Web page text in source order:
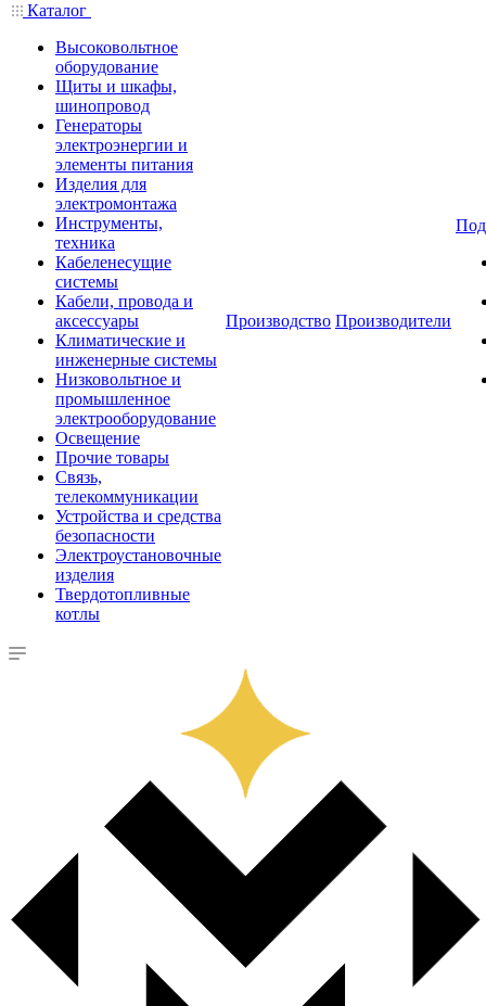
Каталог
Высоковольтное
оборудование
Щиты и шкафы,
шинопровод
Генераторы
электроэнергии и
элементы питания
Изделия для
электромонтажа
Инструменты,
техника
Кабеленесущие
системы
Кабели, провода и
аксессуары
Климатические и
инженерные системы
Низковольтное и
промышленное
электрооборудование
Освещение
Прочие товары
Связь,
телекоммуникации
Устройства и средства
безопасности
Электроустановочные
изделия
Твердотопливные
котлы
Производство Производители